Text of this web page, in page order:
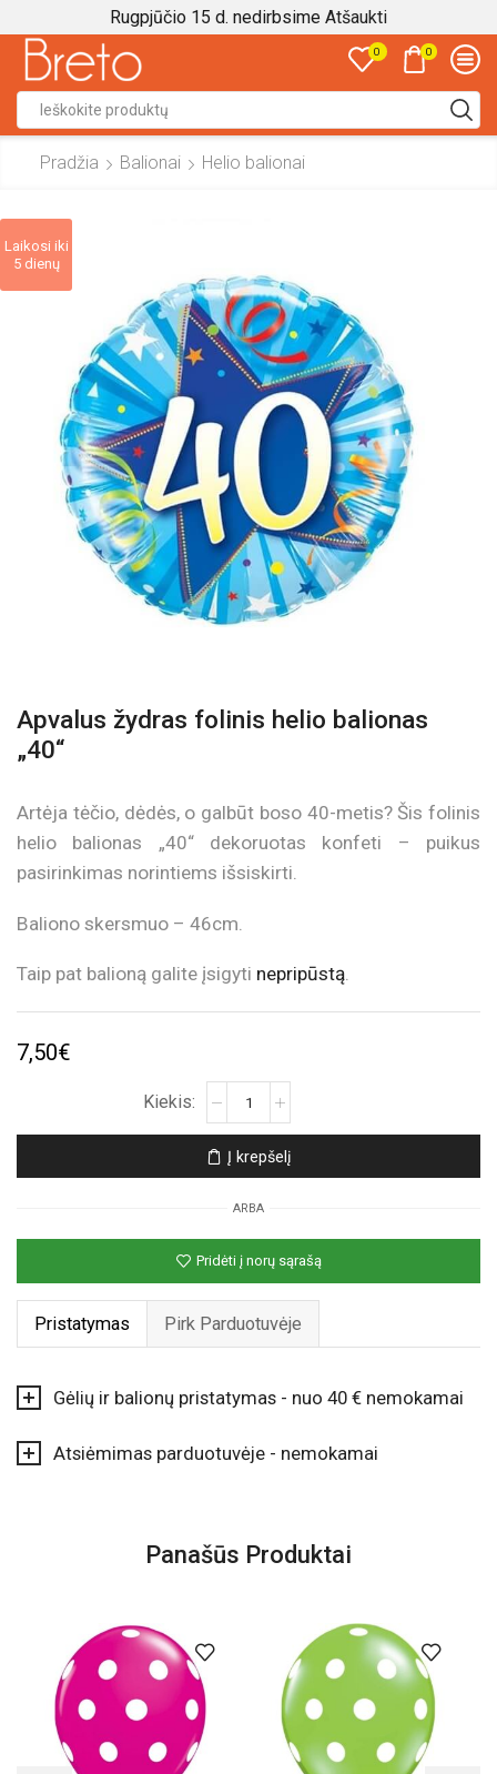
Rugpjūčio 15 d. nedirbsime Atšaukti
0 0
input
Pradžia Balionai Helio balionai
Laikosi iki
5 dienų
Apvalus žydras folinis helio balionas
„40“
Artėja tėčio, dėdės, o galbūt boso 40-metis? Šis folinis
helio balionas „40“ dekoruotas konfeti – puikus
pasirinkimas norintiems išsiskirti.
Baliono skersmuo – 46cm.
Taip pat balioną galite įsigyti nepripūstą.
7,50€
Apvalus
žydras
helio
balionas
„40“
Į krepšelį
ARBA
Pridėti į norų sąrašą
Pristatymas Pirk Parduotuvėje
Gėlių ir balionų pristatymas - nuo 40 € nemokamai
Atsiėmimas parduotuvėje - nemokamai
Panašūs Produktai